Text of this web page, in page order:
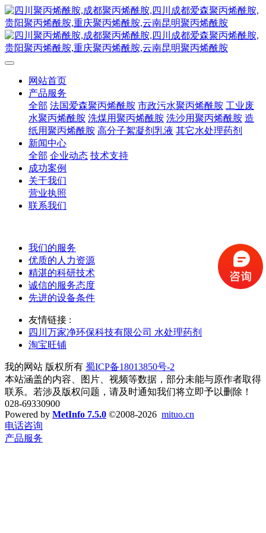
网站首页
产品服务
全部 法国爱森聚丙烯酰胺 市政污水聚丙烯酰胺 工业废
水聚丙烯酰胺 洗煤用聚丙烯酰胺 洗沙用聚丙烯酰胺 造
纸用聚丙烯酰胺 高分子絮凝剂乳液 其它水处理药剂
新闻中心
全部 企业动态 技术支持
成功案例
关于我们
营业执照
联系我们
我们的服务
优质的人力资源
精湛的科研技术
诚信的服务态度
先进的设备条件
友情链接 :
四川万家净环保科技有限公司 水处理药剂
淘宝旺铺
我的网站 版权所有 蜀ICP备18013850号-2
本站涵盖的内容、图片、视频等数据，部分未能与原作者取得
联系。若涉及版权问题，请及时通知我们将立即予以删除！
028-69330900
Powered by MetInfo 7.5.0 ©2008-2026 mituo.cn
电话咨询
产品服务